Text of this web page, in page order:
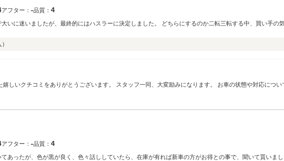
アフター： ‐品質： 4
いに迷いましたが、最終的にはハスラーに決定しました。 どちらにするのか二転三転する中、買い手の
りがとうございます。 スタッフ一同、大変励みになります。 お車の状態や対応についてご満足いただけたよ
アフター： ‐品質： 4
あったが、色が黒が良く、色々話ししていたら、在庫が有れば新車の方がお得との事で、聞いて貰いま